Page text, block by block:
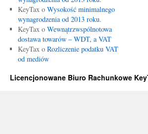
KeyTax o Wysokość minimalnego
wynagrodzenia od 2013 roku.
KeyTax o Wewnątrzwspólnotowa
dostawa towarów – WDT, a VAT
KeyTax o Rozliczenie podatku VAT
od mediów
Licencjonowane Biuro Rachunkowe